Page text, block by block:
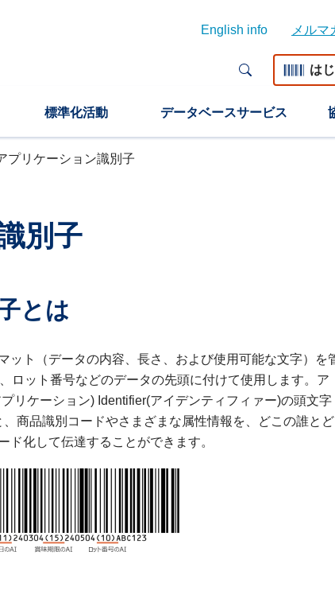
English info メルマ
は
標準化活動 データベースサービス
プリケーション識別子
別子
とは
ット（データの内容、長さ、および使用可能な文字）を
ロット番号などのデータの先頭に付けて使用します。ア
リケーション) Identifier(アイデンティフィァー)の頭文字
商品識別コードやさまざまな属性情報を、どこの誰とど
化して伝達することができます。